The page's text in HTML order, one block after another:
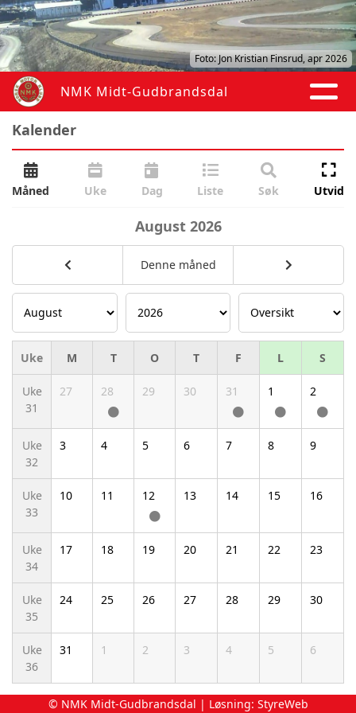
Foto: Jon Kristian Finsrud, apr 2026
NMK Midt-Gudbrandsdal
Kalender
Måned Uke Dag Liste Søk Utvid
Denne måned
August 2026
Uke M T O T F L S
Uke
31
27 28 29 30 31 1 2
Uke
32
3 4 5 6 7 8 9
Uke
33
10 11 12 13 14 15 16
Uke
34
17 18 19 20 21 22 23
Uke
35
24 25 26 27 28 29 30
Uke
36
31 1 2 3 4 5 6
© NMK Midt-Gudbrandsdal | Løsning: StyreWeb